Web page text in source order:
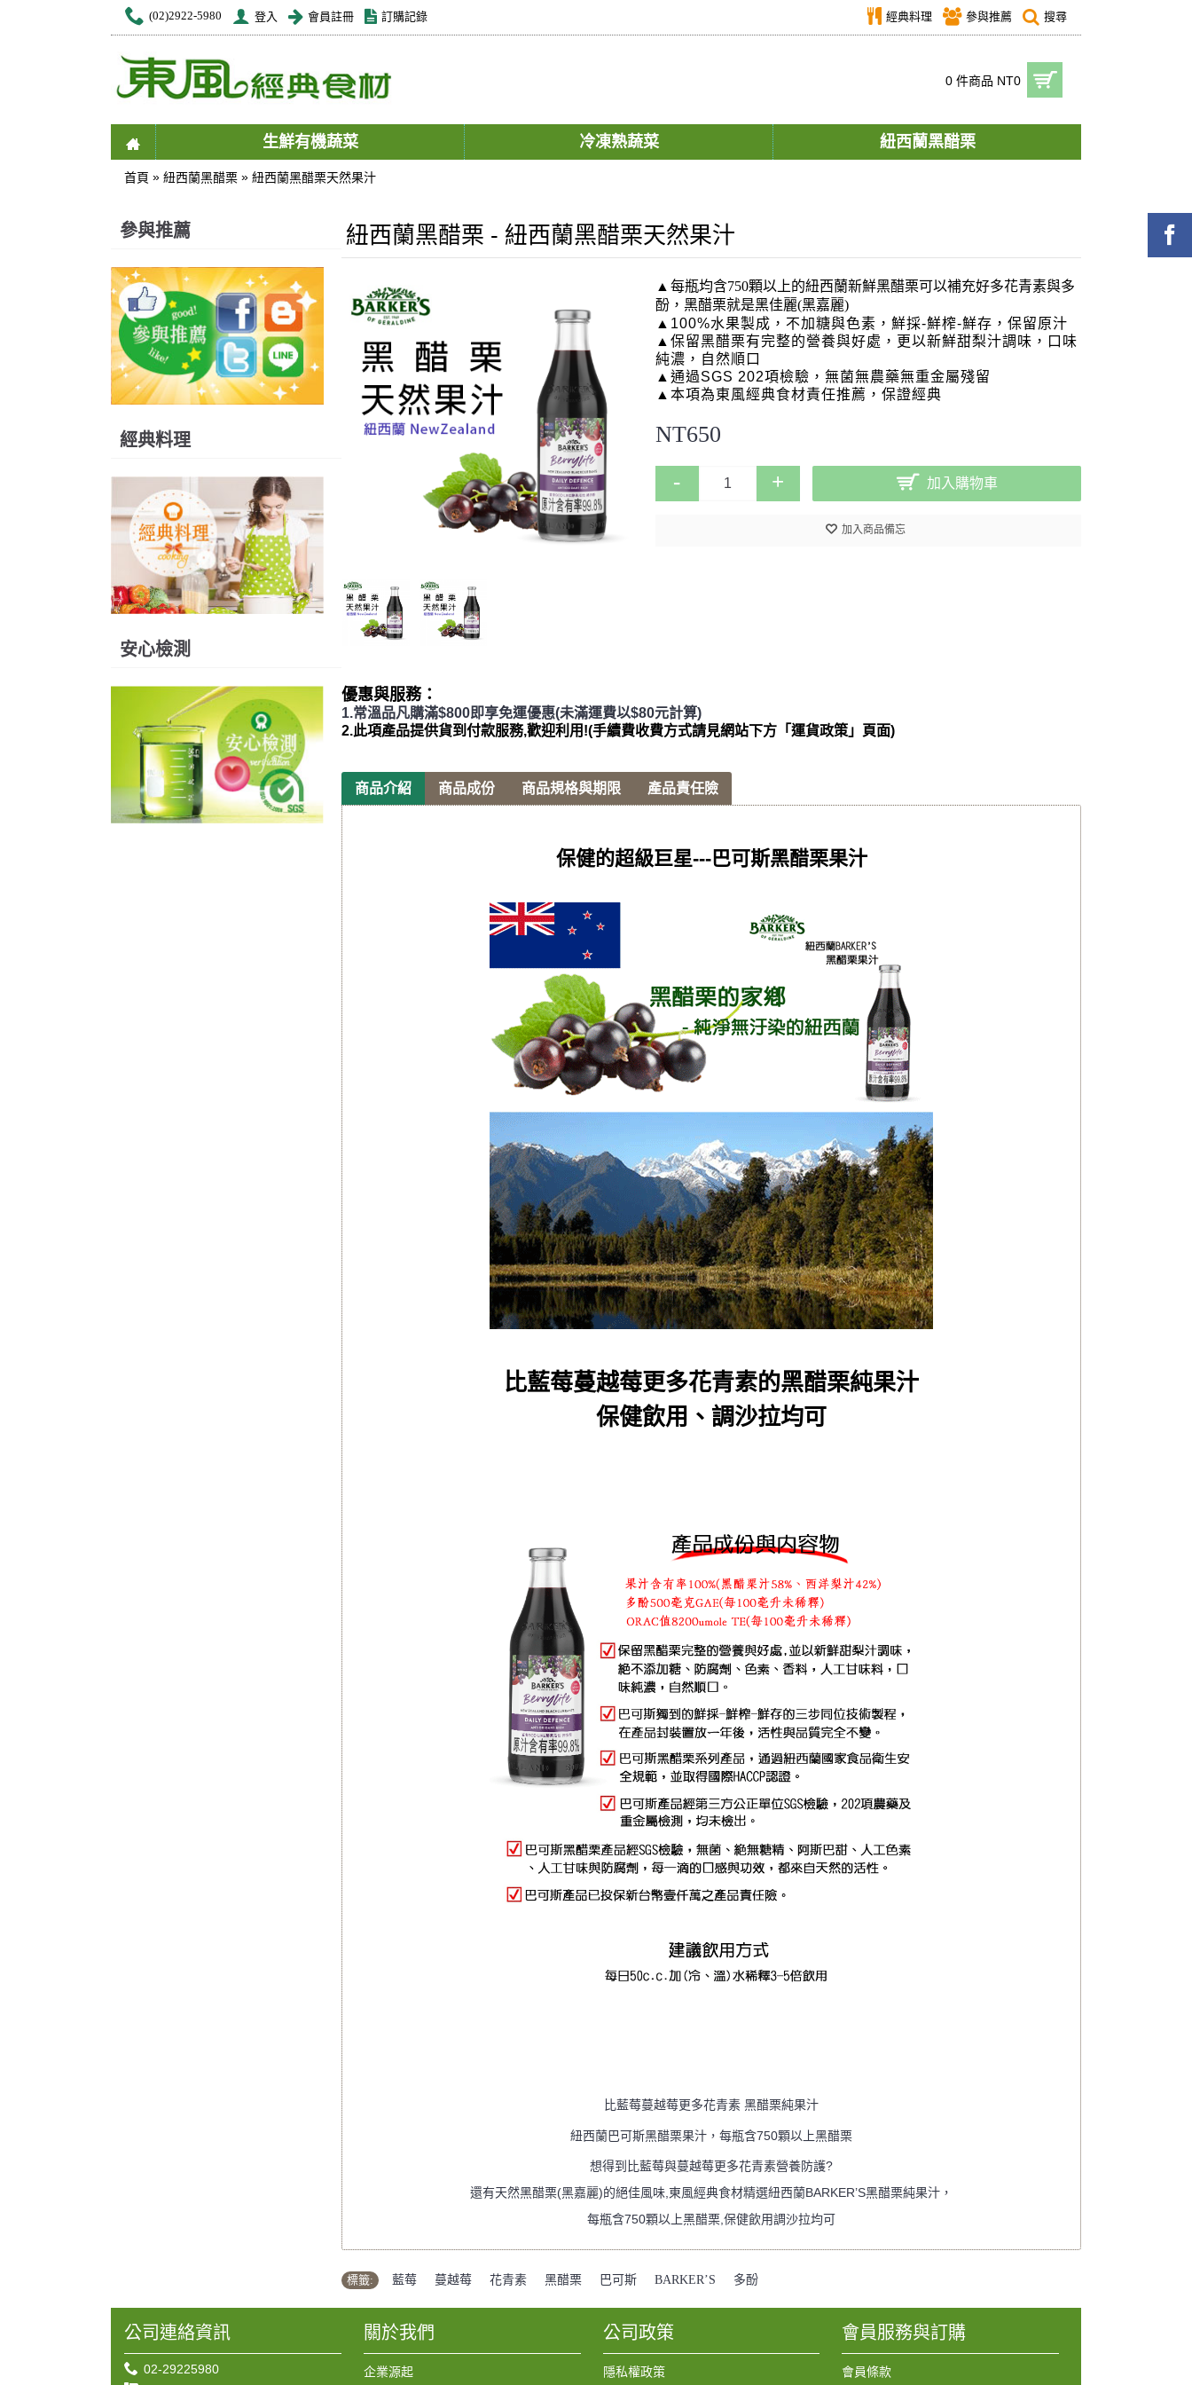
(02)2922-5980 登入 會員註冊 訂購記錄 經典料理 參與推薦 搜尋
0 件商品 NT0
生鮮有機蔬菜 冷凍熟蔬菜 紐西蘭黑醋栗
首頁 » 紐西蘭黑醋栗 » 紐西蘭黑醋栗天然果汁
參與推薦
經典料理
安心檢測
紐西蘭黑醋栗 - 紐西蘭黑醋栗天然果汁
▲ 每瓶均含750顆以上的紐西蘭新鮮黑醋栗可以補充好多花青素與多
酚，黑醋栗就是黑佳麗(黑嘉麗)
▲100%水果製成，不加糖與色素，鮮採-鮮榨-鮮存，保留原汁
▲保留黑醋栗有完整的營養與好處，更以新鮮甜梨汁調味， 口味
純濃， 自然順口
▲通過SGS 202項檢驗，無菌無農藥無重金屬殘留
▲本項為東風經典食材責任推薦，保證經典
NT650
- + 加入購物車
加入商品備忘
優惠與服務：
1.常溫品凡購滿$800即享免運優惠(未滿運費以$80元計算)
2.此項產品提供貨到付款服務,歡迎利用!(手續費收費方式請見網站下方「運貨政策」頁面)
商品介紹 商品成份 商品規格與期限 產品責任險
保健的超級巨星---巴可斯黑醋栗果汁
比藍莓蔓越莓更多花青素的黑醋栗純果汁
保健飲用、調沙拉均可
比藍莓蔓越莓更多花青素 黑醋栗純果汁
紐西蘭巴可斯黑醋栗果汁，每瓶含750顆以上黑醋栗
想得到比藍莓與蔓越莓更多花青素營養防護?
還有天然黑醋栗(黑嘉麗)的絕佳風味,東風經典食材精選紐西蘭BARKER’S黑醋栗純果汁，
每瓶含750顆以上黑醋栗,保健飲用調沙拉均可
標籤: 藍莓 蔓越莓 花青素 黑醋栗 巴可斯 BARKER’S 多酚
公司連絡資訊
02-29225980
關於我們
企業源起
公司政策
隱私權政策
會員服務與訂購
會員條款